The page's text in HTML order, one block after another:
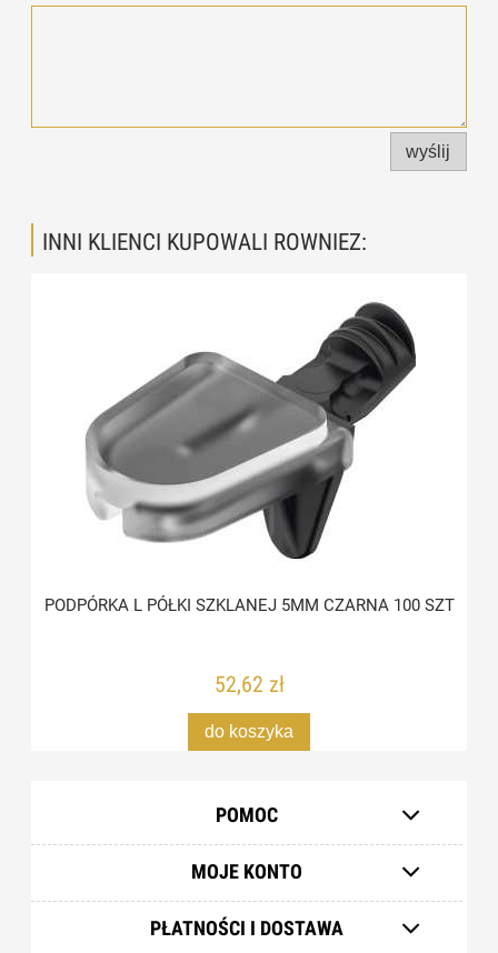
wyślij
INNI KLIENCI KUPOWALI ROWNIEZ:
PODPÓRKA L PÓŁKI SZKLANEJ 5MM CZARNA 100 SZT
52,62 zł
do koszyka
POMOC
MOJE KONTO
PŁATNOŚCI I DOSTAWA